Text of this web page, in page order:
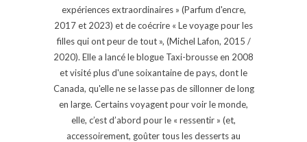
expériences extraordinaires » (Parfum d'encre,
2017 et 2023) et de coécrire « Le voyage pour les
filles qui ont peur de tout », (Michel Lafon, 2015 /
2020). Elle a lancé le blogue Taxi-brousse en 2008
et visité plus d'une soixantaine de pays, dont le
Canada, qu'elle ne se lasse pas de sillonner de long
en large. Certains voyagent pour voir le monde,
elle, c’est d’abord pour le « ressentir » (et,
accessoirement, goûter tous les desserts au